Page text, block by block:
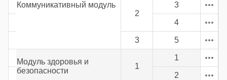
Коммуникативный модуль
2
3
4
3 5
Модуль здоровья и
безопасности
1
1
2